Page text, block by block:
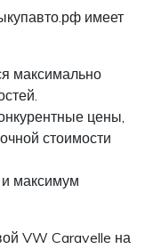
имеет
максимально
цены,
стоимости
максимум
VW Caravelle на